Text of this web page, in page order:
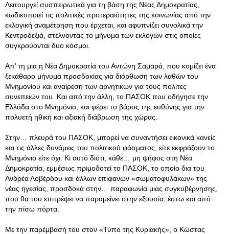
Λειτουργεί συσπειρωτικά για τη βάση της Νέας Δημοκρατίας,
κωδικοποιεί τις πολιτικές προτεραιότητες της κοινωνίας από την
εκλογική αναμέτρηση που έρχεται, και αφυπνίζει συνολικά την
Κεντροδεξιά, στέλνοντας το μήνυμα των εκλογών στις οποίες
συγκρούονται δυο κόσμοι.
Απ’ τη μια η Νέα Δημοκρατία του Αντώνη Σαμαρά, που κομίζει ένα
ξεκάθαρο μήνυμα προσδοκίας για διόρθωση των λαθών του
Μνημονίου και αναίρεση των αρνητικών για τους πολίτες
συνεπειών του. Και από την άλλη, το ΠΑΣΟΚ που οδήγησε την
Ελλάδα στο Μνημόνιο, και φέρει το βάρος της ευθύνης για την
πολυετή ηθική και αξιακή διάβρωση της χώρας.
Στην… πλευρά του ΠΑΣΟΚ, μπορεί να συναντήσει εικονικά κανείς
και τις άλλες δυνάμεις του πολιτικού φάσματος, είτε εκφράζουν το
Μνημόνιο είτε όχι . Κι αυτό διότι, κάθε… μη ψήφος στη Νέα
Δημοκρατία, εμμέσως πριμοδοτεί το ΠΑΣΟΚ, το οποίο δια του
Ανδρέα Λοβέρδου και άλλων επιφανών «σωματοφυλάκων» της
νέας ηγεσίας, προσδοκά στην… παραφωνία μιας συγκυβέρνησης,
που θα του επιτρέψει να παραμείνει στην εξουσία, έστω και από
την πίσω πόρτα.
Με την παρέμβασή του στον «Τύπο της Κυριακής», ο Κώστας